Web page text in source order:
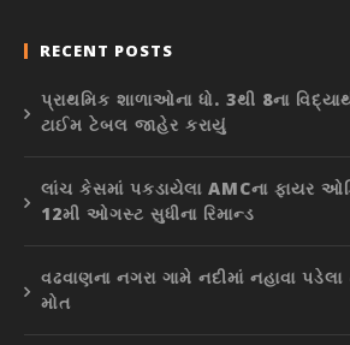
RECENT POSTS
પ્રાથમિક શાળાઓના ધો. 3થી 8ના
ટાઈમ ટેબલ જાહેર કરાયું
લાંચ કેસમાં પકડાયેલા AMCના ફાયર
12મી ઓગસ્ટ સુધીના રિમાન્ડ
વઢવાણના નગરા ગામે નદીમાં નહાવા
મોત